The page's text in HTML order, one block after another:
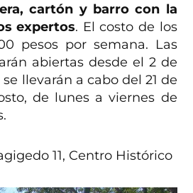
cartón y barro con la
expertos. El costo de los
pesos por semana. Las
abiertas desde el 2 de
llevarán a cabo del 21 de
de lunes a viernes de
11, Centro Histórico